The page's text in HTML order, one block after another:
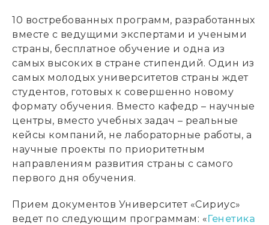
10 востребованных программ, разработанных
вместе с ведущими экспертами и учеными
страны, бесплатное обучение и одна из
самых высоких в стране стипендий. Один из
самых молодых университетов страны ждет
студентов, готовых к совершенно новому
формату обучения. Вместо кафедр – научные
центры, вместо учебных задач – реальные
кейсы компаний, не лабораторные работы, а
научные проекты по приоритетным
направлениям развития страны с самого
первого дня обучения.
Прием документов Университет «Сириус»
ведет по следующим программам: «Генетика